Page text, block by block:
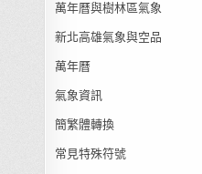
萬年曆與樹林區氣象
新北高雄氣象與空品
萬年曆
氣象資訊
簡繁體轉換
常見特殊符號